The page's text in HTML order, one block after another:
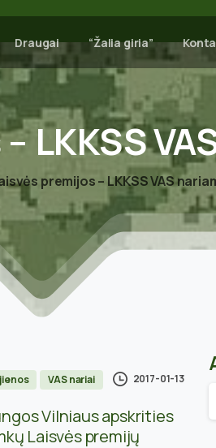
Draugai “Žalia giria”
– LKKSS
premijos – LKKSS VAS
VAS nariai 2017-01-13
Vilniaus apskrities
Laisvės premijų